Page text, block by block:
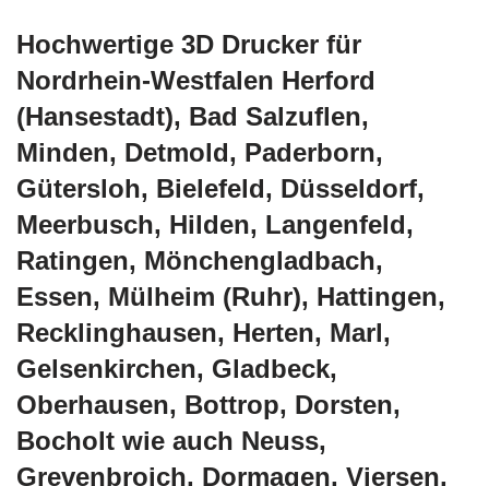
Hochwertige 3D Drucker für
Nordrhein-Westfalen Herford
(Hansestadt), Bad Salzuflen,
Minden, Detmold, Paderborn,
Gütersloh, Bielefeld, Düsseldorf,
Meerbusch, Hilden, Langenfeld,
Ratingen, Mönchengladbach,
Essen, Mülheim (Ruhr), Hattingen,
Recklinghausen, Herten, Marl,
Gelsenkirchen, Gladbeck,
Oberhausen, Bottrop, Dorsten,
Bocholt wie auch Neuss,
Grevenbroich, Dormagen, Viersen,